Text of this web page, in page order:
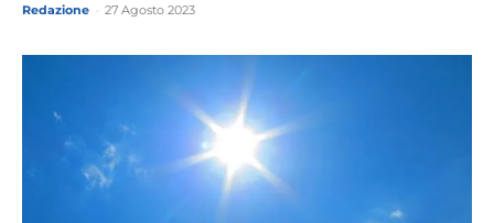
Redazione 27 Agosto 2023